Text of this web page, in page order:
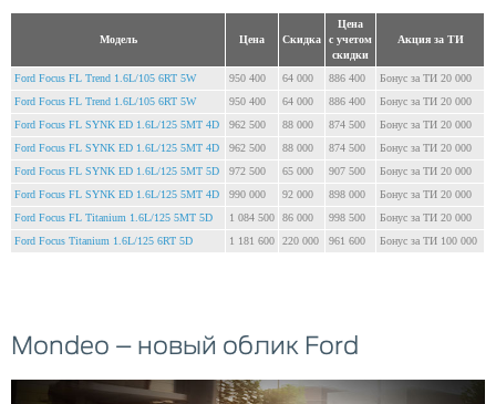
Модель Цена Скидка
Цена
с учетом
скидки
Акция за ТИ
Ford Focus FL Trend 1.6L/105 6RT 5W 950 400 64 000 886 400
Бонус за ТИ 20 000
Ford Focus FL Trend 1.6L/105 6RT 5W
950 400 64 000 886 400
Бонус за ТИ 20 000
Ford Focus FL SYNK ED 1.6L/125 5MT 4D
962 500 88 000 874 500
Бонус за ТИ 20 000
Ford Focus FL SYNK ED 1.6L/125 5MT 4D
962 500 88 000 874 500
Бонус за ТИ 20 000
Ford Focus FL SYNK ED 1.6L/125 5MT 5D
972 500 65 000 907 500
Бонус за ТИ 20 000
Ford Focus FL SYNK ED 1.6L/125 5MT 4D
990 000 92 000 898 000
Бонус за ТИ 20 000
Ford Focus FL Titanium 1.6L/125 5MT 5D
1 084 500 86 000 998 500
Бонус за ТИ 20 000
Ford Focus Titanium 1.6L/125 6RT 5D
1 181 600 220 000 961 600 Бонус за ТИ 100 000
Mondeo – новый облик Ford